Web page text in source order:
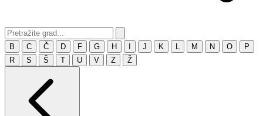
B C Č D F G H J K M N O
P
R
S Š T U V Z Ž